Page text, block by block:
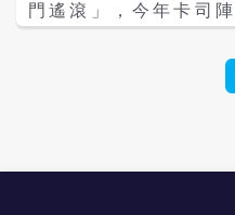
門遙滾」，今年卡司
團睽違5年再次回到
將有90分鐘精采對決
一定要唱到喉嚨深處